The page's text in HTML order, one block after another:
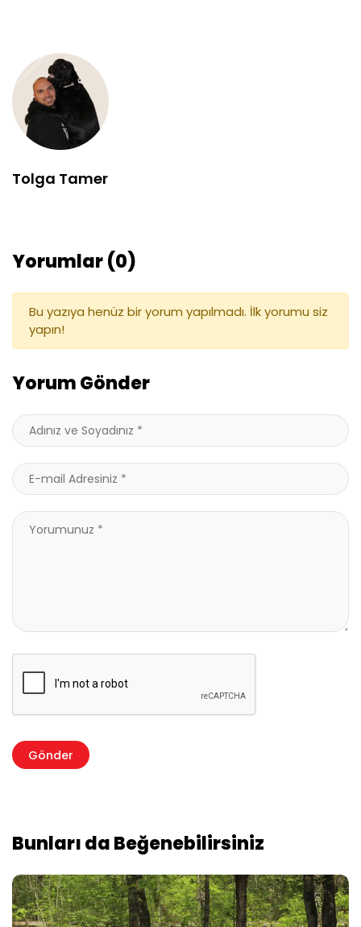
Tolga Tamer
Yorumlar (0)
Bu yazıya henüz bir yorum yapılmadı. İlk yorumu siz
yapın!
Yorum Gönder
Bunları da Beğenebilirsiniz